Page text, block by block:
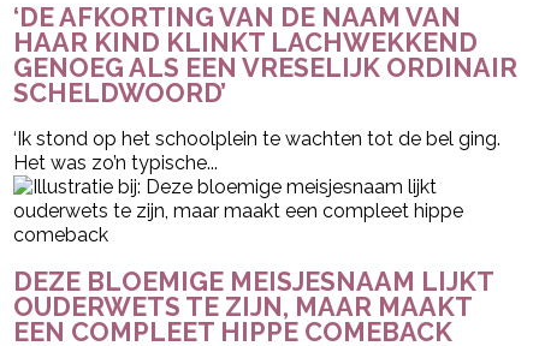
‘DE AFKORTING VAN DE NAAM VAN
HAAR KIND KLINKT LACHWEKKEND
GENOEG ALS EEN VRESELIJK ORDINAIR
SCHELDWOORD’
‘Ik stond op het schoolplein te wachten tot de bel ging.
Het was zo’n typische...
DEZE BLOEMIGE MEISJESNAAM LIJKT
OUDERWETS TE ZIJN, MAAR MAAKT
EEN COMPLEET HIPPE COMEBACK